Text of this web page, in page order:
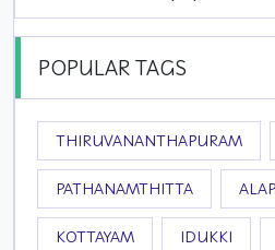
POPULAR TAGS
THIRUVANANTHAPURAM
PATHANAMTHITTA
KOTTAYAM IDUKKI